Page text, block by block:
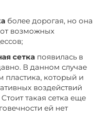
более дорогая, но она
возможных
сетка появилась в
В данном случае
пластика, который и
воздействий
такая сетка еще
ей нет